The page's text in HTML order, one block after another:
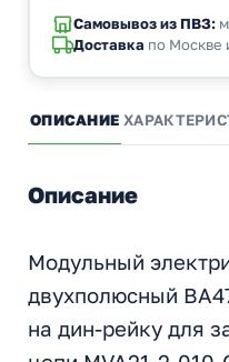
Самовывоз из ПВЗ:
Доставка по Москве
ОПИСАНИЕ
Описание
Модульный
двухполюсный
на дин-рейку для